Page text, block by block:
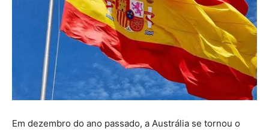
Em dezembro do ano passado, a Austrália se tornou o